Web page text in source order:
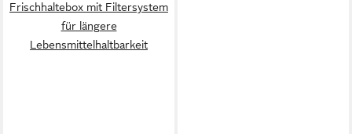
Frischhaltebox mit Filtersystem
für längere
Lebensmittelhaltbarkeit